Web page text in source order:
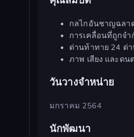
กลไกอันชาญฉลา
การเคลื่อนที่ถูกจ
ด่านท้าทาย 24 ด่
ภาพ เสียง และดน
วันวางจำหน่าย
มกราคม 2564
นักพัฒนา